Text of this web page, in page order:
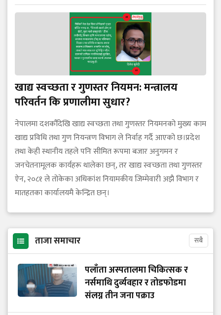
खाद्य स्वच्छता र गुणस्तर नियमन: मन्त्रालय
परिवर्तन कि प्रणालीमा सुधार?
नेपालमा दशकौँदेखि खाद्य स्वच्छता तथा गुणस्तर नियमनको मुख्य काम
खाद्य प्रविधि तथा गुण नियन्त्रण विभाग ले निर्वाह गर्दै आएको छ।प्रदेश
तथा केही स्थानीय तहले पनि सीमित रूपमा बजार अनुगमन र
जनचेतनामूलक कार्यहरू थालेका छन्, तर खाद्य स्वच्छता तथा गुणस्तर
ऐन, २०८१ ले तोकेका अधिकांश नियामकीय जिम्मेवारी अझै विभाग र
मातहतका कार्यालयमै केन्द्रित छन्।
ताजा समाचार सबै
पलाँता अस्पतालमा चिकित्सक र
नर्समाथि दुर्व्यवहार र तोडफोडमा
संलग्न तीन जना पक्राउ